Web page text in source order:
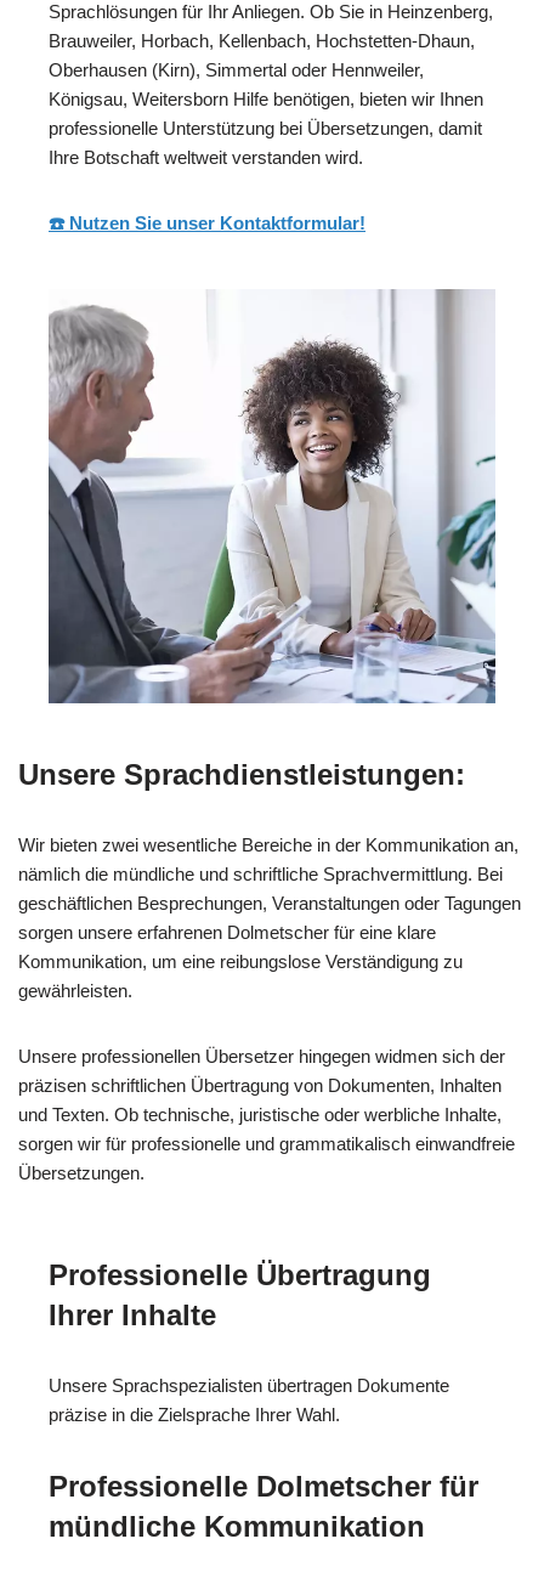
Sprachlösungen für Ihr Anliegen. Ob Sie in Heinzenberg,
Brauweiler, Horbach, Kellenbach, Hochstetten-Dhaun,
Oberhausen (Kirn), Simmertal oder Hennweiler,
Königsau, Weitersborn Hilfe benötigen, bieten wir Ihnen
professionelle Unterstützung bei Übersetzungen, damit
Ihre Botschaft weltweit verstanden wird.
☎️ Nutzen Sie unser Kontaktformular!
Unsere Sprachdienstleistungen:
Wir bieten zwei wesentliche Bereiche in der Kommunikation an,
nämlich die mündliche und schriftliche Sprachvermittlung. Bei
geschäftlichen Besprechungen, Veranstaltungen oder Tagungen
sorgen unsere erfahrenen Dolmetscher für eine klare
Kommunikation, um eine reibungslose Verständigung zu
gewährleisten.
Unsere professionellen Übersetzer hingegen widmen sich der
präzisen schriftlichen Übertragung von Dokumenten, Inhalten
und Texten. Ob technische, juristische oder werbliche Inhalte,
sorgen wir für professionelle und grammatikalisch einwandfreie
Übersetzungen.
Professionelle Übertragung
Ihrer Inhalte
Unsere Sprachspezialisten übertragen Dokumente
präzise in die Zielsprache Ihrer Wahl.
Professionelle Dolmetscher für
mündliche Kommunikation